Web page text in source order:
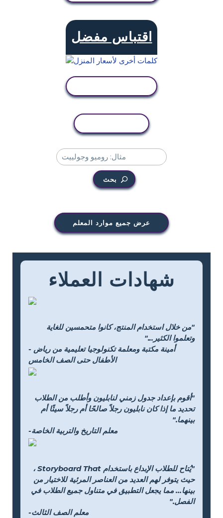
اقتباس مفضل
بحث
عرض جميع موارد المعلم
شهادات العملاء
"من خلال استخدام المنتج، كانوا متحمسين للغاية
وتعلموا الكثير..."
- أمينة مكتبة ومعلمة تكنولوجيا تعليمية من رياض
الأطفال حتى الصف الخامس
"أقوم بإعداد جدول زمني لنابليون وأطلب من الطلاب
تحديد ما إذا كان نابليون رجلاً صالحًا أم رجلاً سيئًا أم
بينهما."
-معلم التاريخ والتربية الخاصة
"يُتاح للطلاب الإبداع باستخدام Storyboard That ،
حيث يتوفر لهم العديد من العناصر المرئية للاختيار من
بينها... مما يجعل التطبيق في متناول جميع الطلاب في
الفصل."
-معلم الصف الثالث